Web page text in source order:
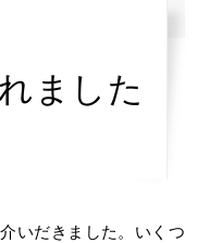
ました